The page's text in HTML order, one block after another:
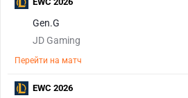
Gen.G
JD Gaming
Перейти на матч
EWC 2026